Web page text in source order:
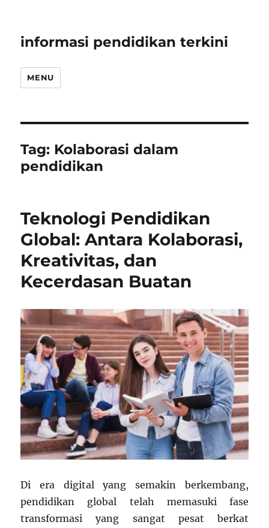
informasi pendidikan terkini
MENU
Tag: Kolaborasi dalam
pendidikan
Teknologi Pendidikan
Global: Antara Kolaborasi,
Kreativitas, dan
Kecerdasan Buatan
Di era digital yang semakin berkembang,
pendidikan global telah memasuki fase
transformasi yang sangat pesat berkat